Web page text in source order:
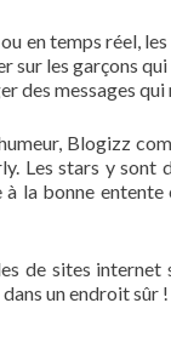
en temps réel,
sur les garçons
des messages
Blogizz
Les stars y sont
la bonne
de sites
un endroit sûr !